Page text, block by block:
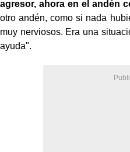
agresor, ahora en el andén
otro andén, como si nada
muy nerviosos. Era una
ayuda".